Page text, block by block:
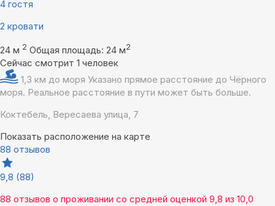
4 гостя
2 кровати
24 м 2 Общая площадь: 24 м2
Сейчас смотрит 1 человек
1,3 км до моря Указано прямое расстояние до Чёрного
моря. Реальное расстояние в пути может быть больше.
Коктебель, Вересаева улица, 7
Показать расположение на карте
88 отзывов
9,8 (88)
88 отзывов о проживании со средней оценкой 9,8 из 10,0